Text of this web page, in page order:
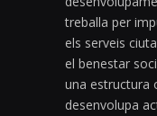
treballa per
els serveis
el benestar
una estructura
desenvolupa